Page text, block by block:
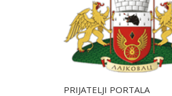
PRIJATELJI PORTALA